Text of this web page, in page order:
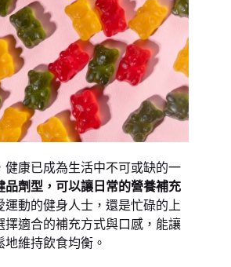
健康已成為生活中不可或缺的一
品劑型，可以讓日常的營養補充
運動的健身人士，還是忙碌的上
擇適合的補充方式與口感，能讓
維持飲食均衡。